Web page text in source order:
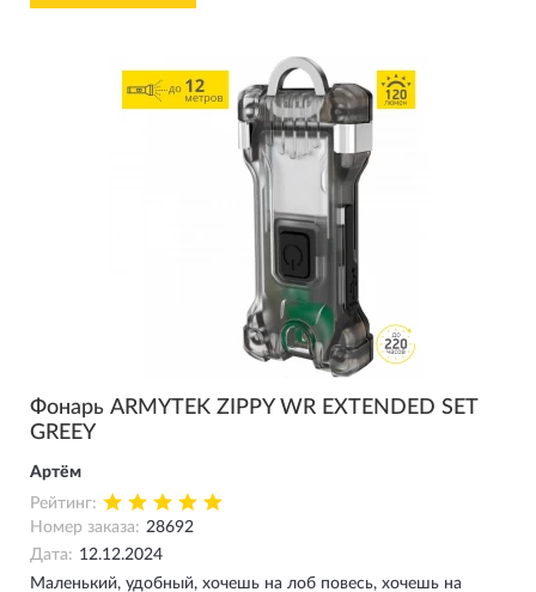
Фонарь ARMYTEK ZIPPY WR EXTENDED SET
GREEY
Артём
Рейтинг:
Номер заказа: 28692
Дата: 12.12.2024
Маленький, удобный, хочешь на лоб повесь, хочешь на